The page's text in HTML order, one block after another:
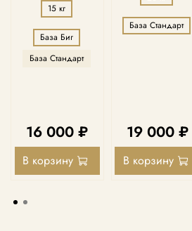
15 кг
База Биг
База Стандарт
16 000 ₽
В корзину
База Стандарт
19 000 ₽
В корзину